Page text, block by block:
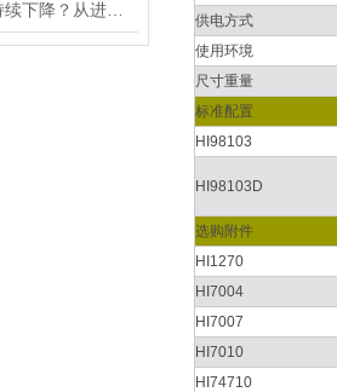
供电方式
使用环境
尺寸重量
标准配置
HI98103
HI98103D
选购附件
HI1270
HI7004
HI7007
HI7010
HI74710